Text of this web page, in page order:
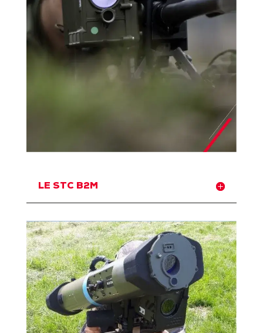
LE STC B2M